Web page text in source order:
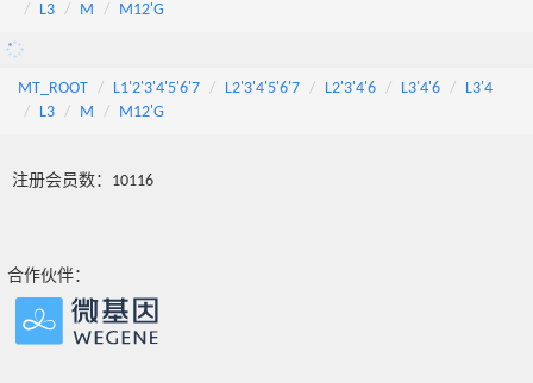
L3
M M12'G
MT_ROOT L1'2'3'4'5'6'7 L2'3'4'5'6'7 L2'3'4'6 L3'4'6
L3'4
L3
M M12'G
注册会员数：10116
合作伙伴：